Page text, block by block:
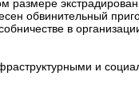
размере экстрадирован
обвинительный
в
и